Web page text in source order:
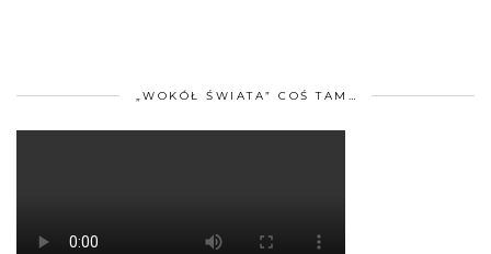
„WOKÓŁ ŚWIATA” COŚ TAM…